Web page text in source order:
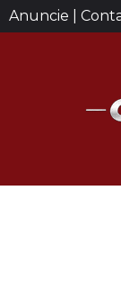
Anuncie |